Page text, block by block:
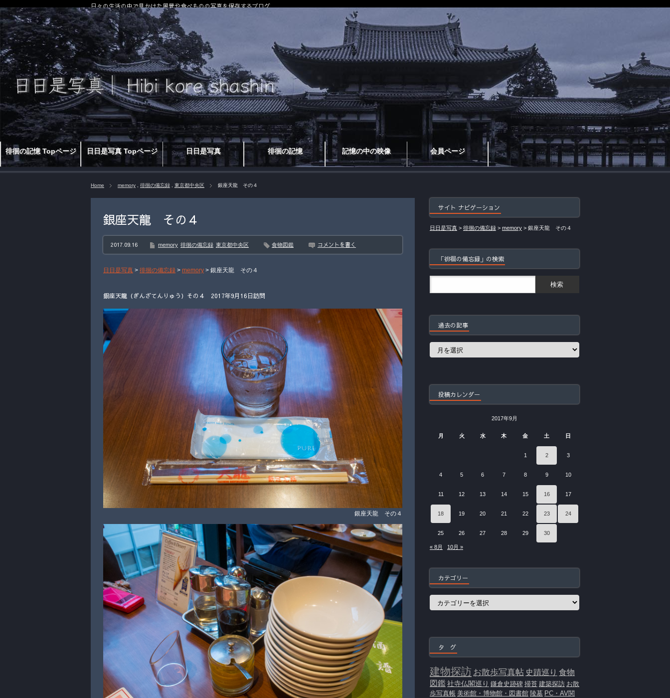
徘徊の記憶 Topページ 日日是写真 Topページ 日日是写真 徘徊の記憶 記憶の中の映像 会員ページ
日々の生活の中で見かけた風景や食べものの写真を保存するブログ
Home memory 徘徊の備忘録 東京都中央区 銀座天龍 その４
銀座天龍 その４
2017.09.16 memory 徘徊の備忘録 東京都中央区 食物図鑑 コメントを書く
日日是写真 > 徘徊の備忘録 > memory > 銀座天龍 その４
銀座天龍（ぎんざてんりゅう）その４ 2017年9月16日訪問
銀座天龍 その４
サイト ナビゲーション
日日是写真 > 徘徊の備忘録 > memory > 銀座天龍 その４
「徘徊の備忘録」の検索
過去の記事
過
投稿カレンダー
2017年9月
月 火 水 木 金 土 日
1 2 3
4 5 6 7 8 9 10
11 12 13 14 15 16 17
18 19 20 21 22 23 24
25 26 27 28 29 30
« 8月 10月 »
カテゴリー
カ
タ グ
建物探訪 お散歩写真帖 史蹟巡り 食物
図鑑社寺仏閣巡り 鎌倉史跡碑 掃苔 建築探訪 お散
歩写真帳 美術館・博物館・図書館 陵墓 PC・AV関